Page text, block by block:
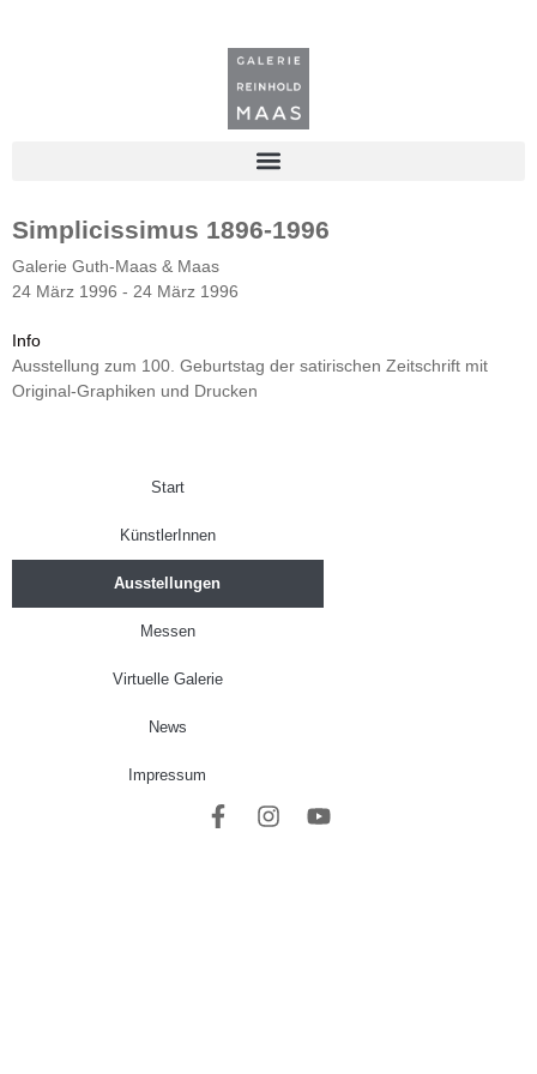
Simplicissimus 1896-1996
Galerie Guth-Maas & Maas
24 März 1996 - 24 März 1996
Info
Ausstellung zum 100. Geburtstag der satirischen Zeitschrift mit
Original-Graphiken und Drucken
Start
KünstlerInnen
Ausstellungen
Messen
Virtuelle Galerie
News
Impressum